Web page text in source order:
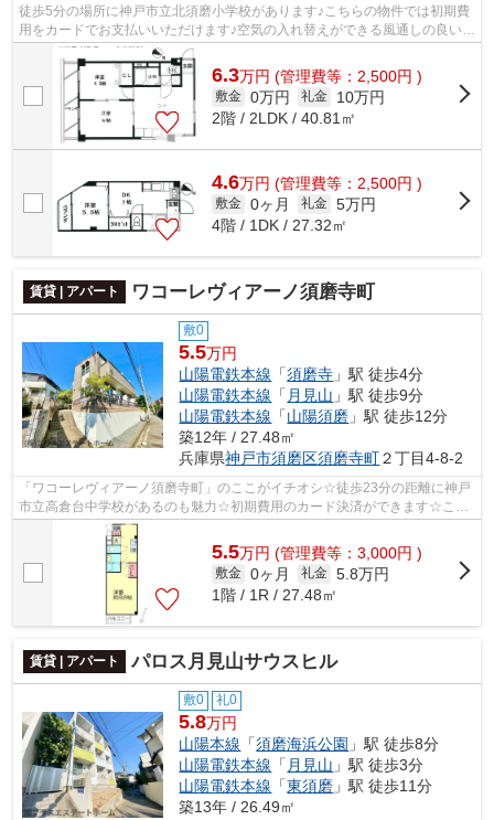
徒歩5分の場所に神戸市立北須磨小学校があります♪こちらの物件では初期費
用をカードでお支払いいただけます♪空気の入れ替えができる風通しの良い物
件です♪根強いニーズを誇る駅近の物...
6.3万円 (管理費等：2,500円 )
敷金 0万円 礼金
10万円
2階 / 2LDK / 40.81㎡
4.6万円 (管理費等：2,500円 )
敷金 0ヶ月 礼金 5万円
4階 / 1DK / 27.32㎡
賃貸 | アパート ワコーレヴィアーノ須磨寺町
敷0
5.5万円
山陽電鉄本線 「須磨寺 」駅 徒歩4分
山陽電鉄本線 「 月見山 」駅 徒歩9分
山陽電鉄本線 「山陽須磨 」駅 徒歩12分
築12年 / 27.48㎡
兵庫県神戸市須磨区須磨寺町２丁目4-8-2
「ワコーレヴィアーノ須磨寺町」のここがイチオシ☆徒歩23分の距離に神戸
市立高倉台中学校があるのも魅力☆初期費用のカード決済ができます☆こち
らはマンションタイプになります☆できる...
5.5万円 (管理費等：3,000円 )
敷金 0ヶ月 礼金 5.8万円
1階 / 1R / 27.48㎡
賃貸 | アパート パロス月見山サウスヒル
敷0 礼0
5.8万円
山陽本線 「須磨海浜公園 」駅 徒歩8分
山陽電鉄本線 「 月見山 」駅 徒歩3分
山陽電鉄本線 「東須磨 」駅 徒歩11分
築13年 / 26.49㎡